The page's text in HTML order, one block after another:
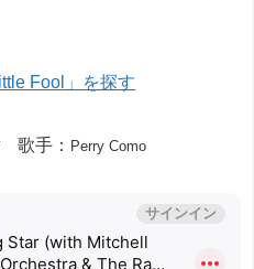
Fool」を探す
歌手： Perry Como